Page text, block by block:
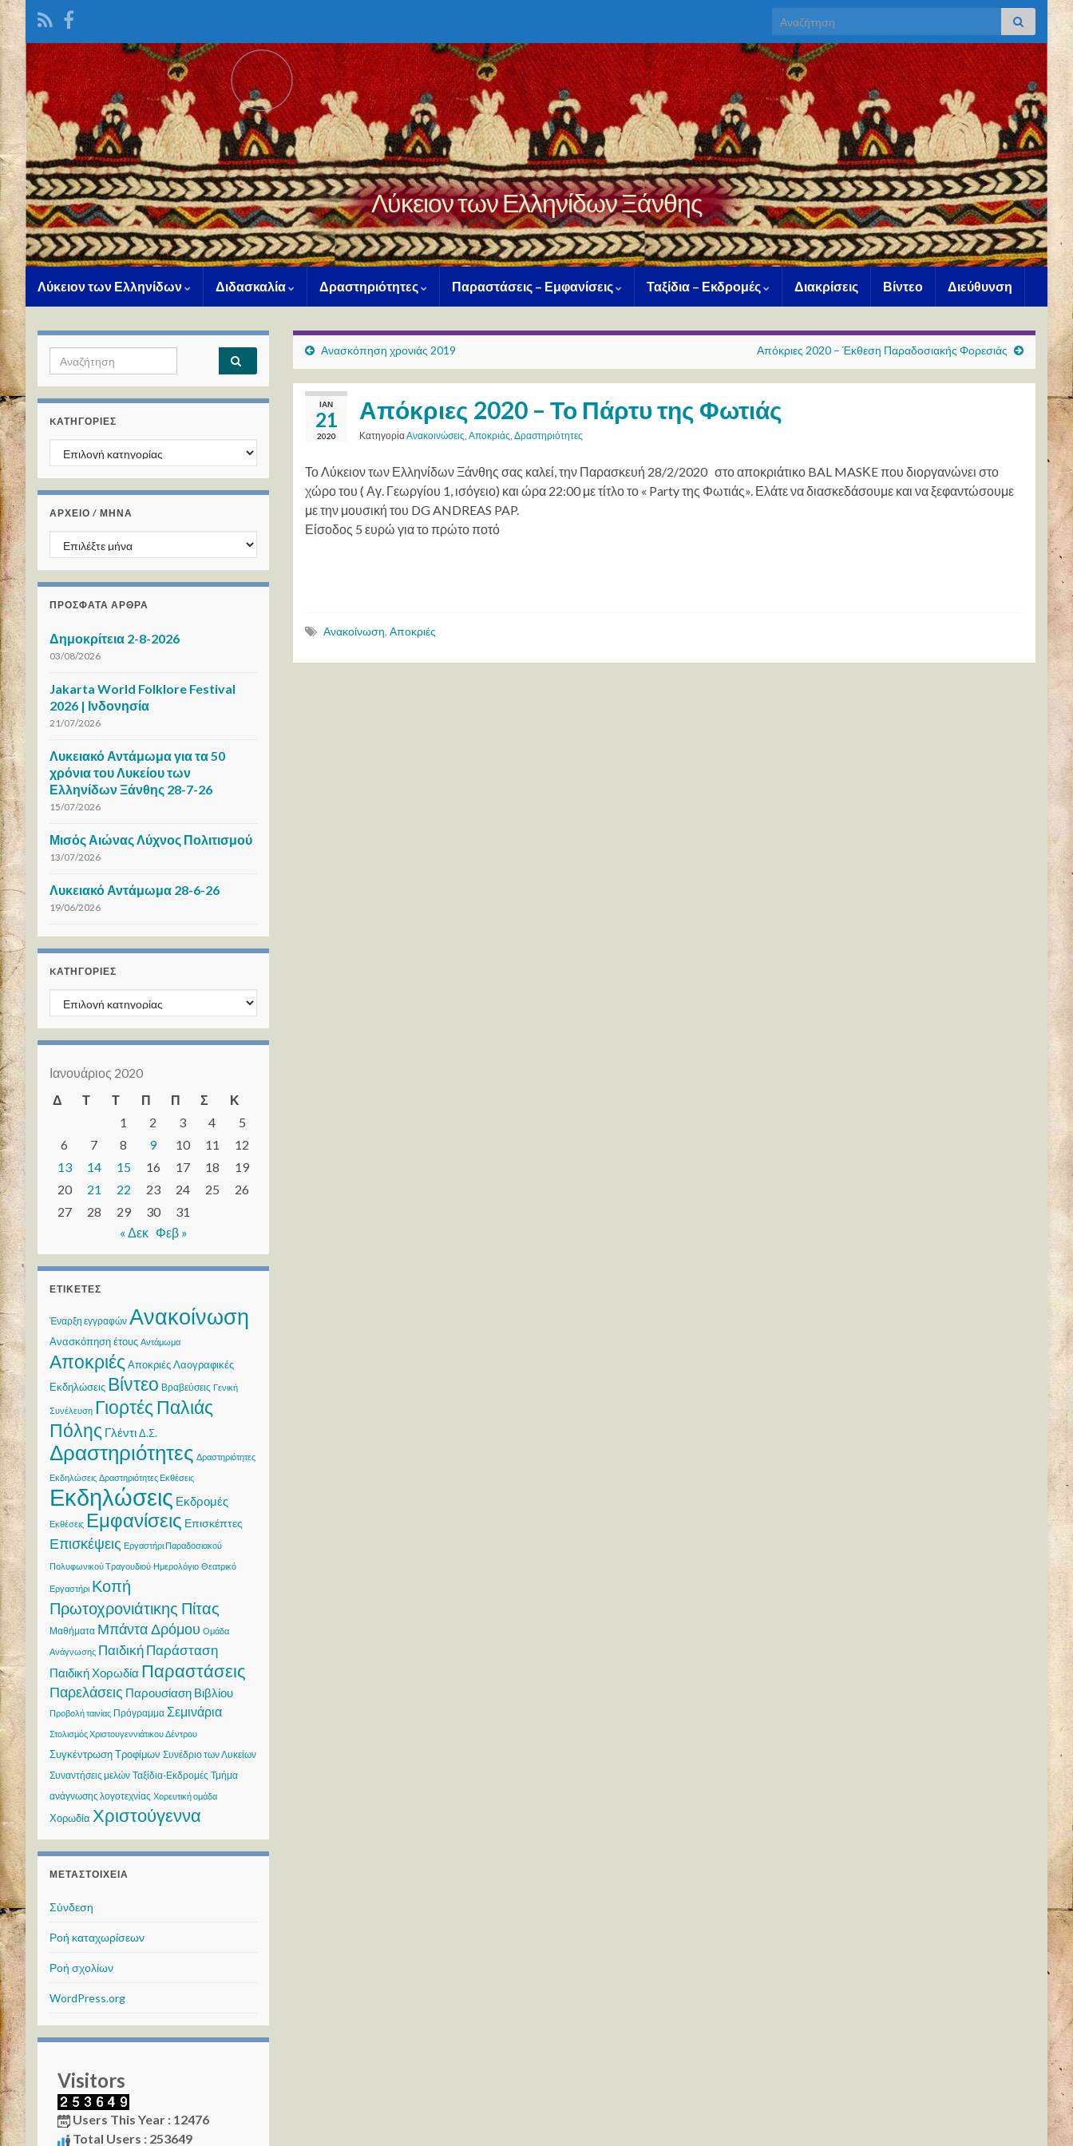
Search for:
Λύκειον των Ελληνίδων Ξάνθης
Λύκειον των Ελληνίδων Διδασκαλία Δραστηριότητες Παραστάσεις – Εμφανίσεις Ταξίδια – Εκδρομές Διακρίσεις Βίντεο Διεύθυνση
Ανασκόπηση χρονιάς 2019 Απόκριες 2020 – Έκθεση Παραδοσιακής Φορεσιάς
ΙΑΝ
21
2020
Απόκριες 2020 – Το Πάρτυ της Φωτιάς
ΚατηγορίαΑνακοινώσεις, Αποκριάς, Δραστηριότητες
Το Λύκειον των Ελληνίδων Ξάνθης σας καλεί, την Παρασκευή 28/2/2020 στο αποκριάτικο BAL MASΚE που διοργανώνει στο
χώρο του ( Αγ. Γεωργίου 1, ισόγειο) και ώρα 22:00 με τίτλο το « Party της Φωτιάς». Ελάτε να διασκεδάσουμε και να ξεφαντώσουμε
με την μουσική του DG ANDREAS PAP.
Είσοδος 5 ευρώ για το πρώτο ποτό
Ανακοίνωση, Αποκριές
Search for:
KΑΤΗΓΟΡΊΕΣ
Kατηγορίες
ΑΡΧΕΙΟ / ΜΗΝΑ
ΑΡΧΕΙΟ / ΜΗΝΑ
ΠΡΌΣΦΑΤΑ ΆΡΘΡΑ
Δημοκρίτεια 2-8-2026
03/08/2026
Jakarta World Folklore Festival
2026 | Ινδονησία
21/07/2026
Λυκειακό Αντάμωμα για τα 50
χρόνια του Λυκείου των
Ελληνίδων Ξάνθης 28-7-26
15/07/2026
Μισός Αιώνας Λύχνος Πολιτισμού
13/07/2026
Λυκειακό Αντάμωμα 28-6-26
19/06/2026
KΑΤΗΓΟΡΊΕΣ
Kατηγορίες
Ιανουάριος 2020
Δ
Τ Τ Π Π Σ
Κ
1
2 3 4
5
6
7 8 9 10 11
12
13
14 15 16 17 18
19
20
21 22 23 24 25
26
27
28 29 30
31
« Δεκ Φεβ »
ΕΤΙΚΈΤΕΣ
Έναρξη εγγραφών Ανακοίνωση
Ανασκόπηση έτους Αντάμωμα
Αποκριές Αποκριές Λαογραφικές
Εκδηλώσεις Βίντεο Βραβεύσεις Γενική
Συνέλευση Γιορτές Παλιάς
Πόλης ΓλέντιΔ.Σ.
Δραστηριότητες Δραστηριότητες
Εκδηλώσεις Δραστηριότητες Εκθέσεις
Εκδηλώσεις Εκδρομές
Εκθέσεις Εμφανίσεις Επισκέπτες
Επισκέψεις Εργαστήρι Παραδοσιακού
Πολυφωνικού Τραγουδιού Ημερολόγιο Θεατρικό
Εργαστήρι Κοπή
Πρωτοχρονιάτικης Πίτας
Μαθήματα Μπάντα Δρόμου Ομάδα
Ανάγνωσης Παιδική Παράσταση
Παιδική Χορωδία Παραστάσεις
Παρελάσεις Παρουσίαση Βιβλίου
Προβολή ταινίας Πρόγραμμα Σεμινάρια
Στολισμός Χριστουγεννιάτικου Δέντρου
Συγκέντρωση Τροφίμων Συνέδριο των Λυκείων
Συναντήσεις μελών Ταξίδια-Εκδρομές Τμήμα
ανάγνωσης λογοτεχνίας Χορευτική ομάδα
Χορωδία Χριστούγεννα
ΜΕΤΑΣΤΟΙΧΕΊΑ
Σύνδεση
Ροή καταχωρίσεων
Ροή σχολίων
WordPress.org
Visitors
Users This Year : 12476
Total Users : 253649